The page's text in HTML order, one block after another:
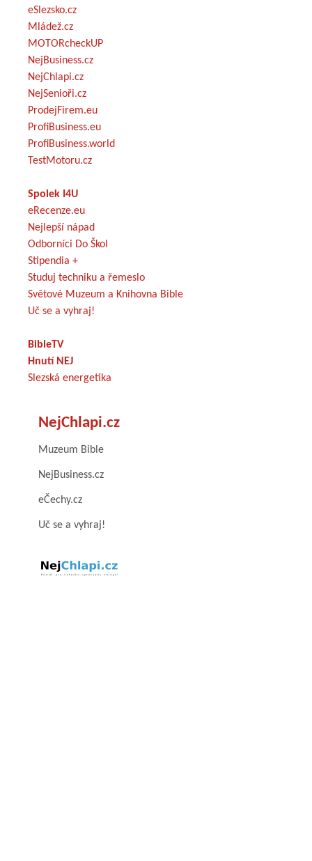
eSlezsko.cz
Mládež.cz
MOTORcheckUP
NejBusiness.cz
NejChlapi.cz
NejSenioři.cz
ProdejFirem.eu
ProfiBusiness.eu
ProfiBusiness.world
TestMotoru.cz
Spolek I4U
eRecenze.eu
Nejlepší nápad
Odborníci Do Škol
Stipendia +
Studuj techniku a řemeslo
Světové Muzeum a Knihovna Bible
Uč se a vyhraj!
BibleTV
Hnutí NEJ
Slezská energetika
NejChlapi.cz
Muzeum Bible
NejBusiness.cz
eČechy.cz
Uč se a vyhraj!